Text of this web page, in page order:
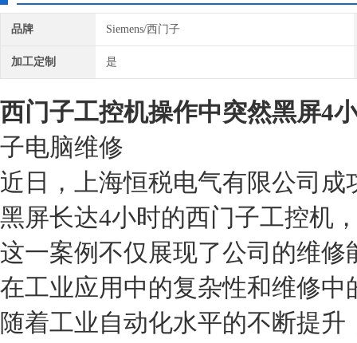
品牌 Siemens/西门子
加工定制 是
西门子工控机操作中突然黑屏4
子电脑维修
近日，上海恒税电气有限公司
黑屏长达4小时的西门子工控机
这一案例不仅展现了公司的维
在工业应用中的复杂性和维修中
随着工业自动化水平的不断提